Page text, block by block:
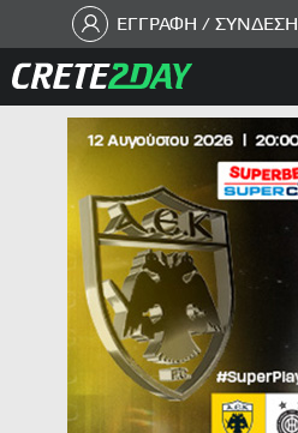
ΕΓΓΡΑΦΗ / ΣΥΝΔΕΣΗ